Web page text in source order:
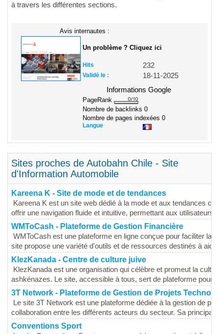
à travers les différentes sections.
Avis internautes :
Un problème ? Cliquez ici
Hits 232
Validé le :
18-11-2025
Informations Google
PageRank
Nombre de backlinks 0
Nombre de pages indexées 0
Langue
Sites proches de Autobahn Chile - Site
d'Information Automobile
Kareena K - Site de mode et de tendances
Kareena K est un site web dédié à la mode et aux tendances
offrir une navigation fluide et intuitive, permettant aux utilisateurs
WMToCash - Plateforme de Gestion Financière
WMToCash est une plateforme en ligne conçue pour faciliter la
site propose une variété d'outils et de ressources destinés à
KlezKanada - Centre de culture juive
KlezKanada est une organisation qui célèbre et promeut la
ashkénazes. Le site, accessible à tous, sert de plateforme pour
3T Network - Plateforme de Gestion de Projets
Le site 3T Network est une plateforme dédiée à la gestion de
collaboration entre les différents acteurs du secteur. Sa
Conventions Sport